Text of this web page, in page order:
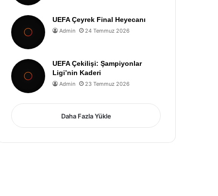
UEFA Çeyrek Final Heyecanı
Admin 24 Temmuz 2026
UEFA Çekilişi: Şampiyonlar
Ligi’nin Kaderi
Admin 23 Temmuz 2026
Daha Fazla Yükle